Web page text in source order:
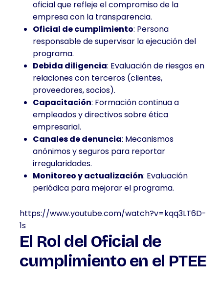
oficial que refleje el compromiso de la
empresa con la transparencia.
Oficial de cumplimiento: Persona
responsable de supervisar la ejecución del
programa.
Debida diligencia: Evaluación de riesgos en
relaciones con terceros (clientes,
proveedores, socios).
Capacitación: Formación continua a
empleados y directivos sobre ética
empresarial.
Canales de denuncia: Mecanismos
anónimos y seguros para reportar
irregularidades.
Monitoreo y actualización: Evaluación
periódica para mejorar el programa.
https://www.youtube.com/watch?v=kqq3LT6D-
1s
El Rol del Oficial de
cumplimiento en el PTEE